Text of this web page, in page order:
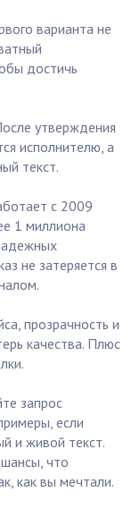
варианта не
достичь
утверждения
исполнителю, а
текст.
с 2009
1 миллиона
не затеряется в
прозрачность и
качества. Плюс
запрос
если
и живой текст.
что
как вы мечтали.